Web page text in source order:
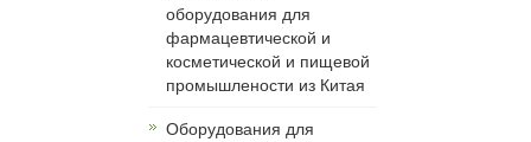
оборудования для
фармацевтической и
косметической и пищевой
промышлености из Китая
Оборудования для